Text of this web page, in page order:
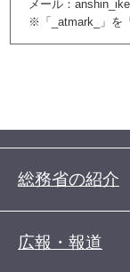
メール：
※「_atmark_」を
総務省の紹介
広報・報道